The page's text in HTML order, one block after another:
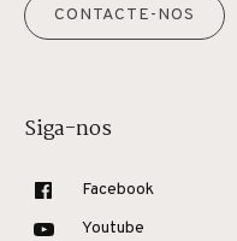
CONTACTE-NOS
Siga-nos
Facebook
Youtube